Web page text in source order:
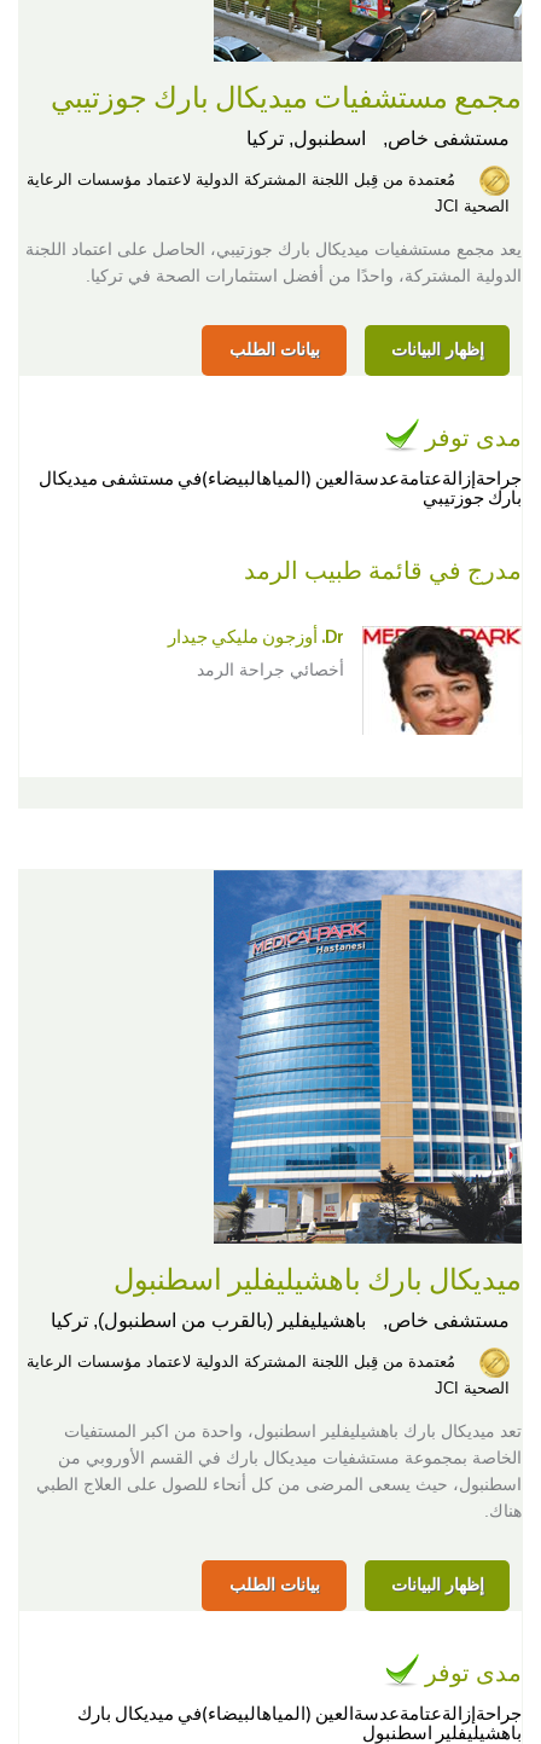
مجمع مستشفيات ميديكال بارك جوزتيبي
مستشفى خاص, اسطنبول, تركيا
مُعتمدة من قِبل اللجنة المشتركة الدولية لاعتماد مؤسسات الرعاية
الصحية JCI
يعد مجمع مستشفيات ميديكال بارك جوزتيبي، الحاصل على اعتماد اللجنة
الدولية المشتركة، واحدًا من أفضل استثمارات الصحة في تركيا.
إظهار البيانات بيانات الطلب
مدى توفر
جراحةإزالةعتامةعدسةالعين (المياهالبيضاء)في مستشفى ميديكال
بارك جوزتيبي
مدرج في قائمة طبيب الرمد
Dr. أوزجون مليكي جيدار
أخصائي جراحة الرمد
ميديكال بارك باهشيليفلير اسطنبول
مستشفى خاص, باهشيليفلير (بالقرب من اسطنبول), تركيا
مُعتمدة من قِبل اللجنة المشتركة الدولية لاعتماد مؤسسات الرعاية
الصحية JCI
تعد ميديكال بارك باهشيليفلير اسطنبول، واحدة من اكبر المستفيات
الخاصة بمجموعة مستشفيات ميديكال بارك في القسم الأوروبي من
اسطنبول، حيث يسعى المرضى من كل أنحاء للصول على العلاج الطبي
هناك.
إظهار البيانات بيانات الطلب
مدى توفر
جراحةإزالةعتامةعدسةالعين (المياهالبيضاء)في ميديكال بارك
باهشيليفلير اسطنبول